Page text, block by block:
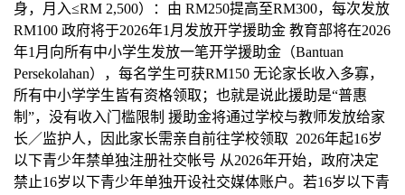
身，月入≤RM 2,500）：由 RM250提高至RM300，每次发放
RM100 政府将于2026年1月发放开学援助金 教育部将在2026
年1月向所有中小学生发放一笔开学援助金（Bantuan
Persekolahan），每名学生可获RM150 无论家长收入多寡，
所有中小学学生皆有资格领取；也就是说此援助是“普惠
制”，没有收入门槛限制 援助金将通过学校与教师发放给家
长／监护人，因此家长需亲自前往学校领取 2026年起16岁
以下青少年禁单独注册社交帐号 从2026年开始，政府决定
禁止16岁以下青少年单独开设社交媒体账户。若16岁以下青